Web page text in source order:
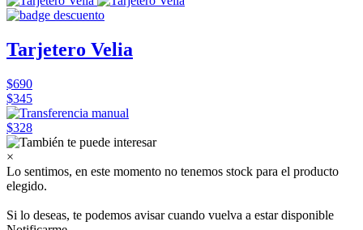
Tarjetero Velia
$690
$345
$328
×
Lo sentimos, en este momento no tenemos stock para el producto
elegido.
Si lo deseas, te podemos avisar cuando vuelva a estar disponible